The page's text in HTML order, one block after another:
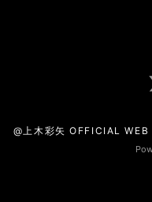
@上木彩矢 OFFICIAL